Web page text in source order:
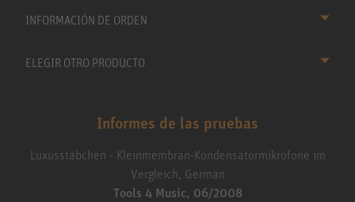
INFORMACIÓN DE ORDEN
ELEGIR OTRO PRODUCTO
Informes de las pruebas
Luxusstäbchen - Kleinmembran-Kondensatormikrofone im
Vergleich, German
Tools 4 Music, 06/2008